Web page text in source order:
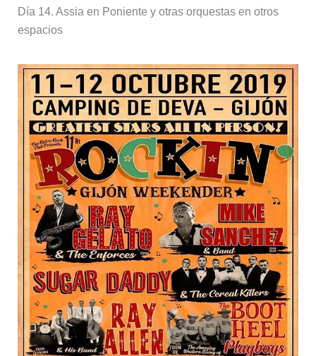
Día 14. Assia en Poniente y otras orquestas en otros
espacios